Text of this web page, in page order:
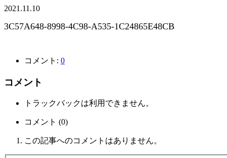
2021.11.10
3C57A648-8998-4C98-A535-1C24865E48CB
コメント: 0
コメント
トラックバックは利用できません。
コメント (0)
この記事へのコメントはありません。